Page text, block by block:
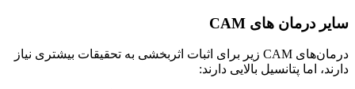
سایر درمان های CAM
درمان‌های CAM زیر برای اثبات اثربخشی به تحقیقات بیشتری نیاز
دارند، اما پتانسیل بالایی دارند: